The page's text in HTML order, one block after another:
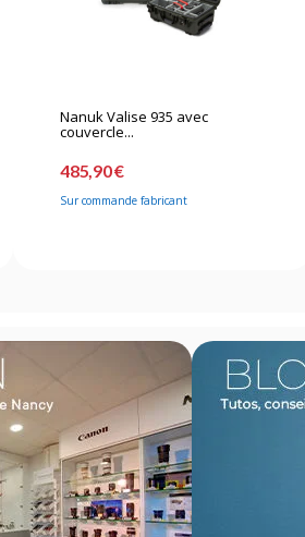
Nanuk Valise 935 avec
couvercle...
485,90 €
Sur commande fabricant